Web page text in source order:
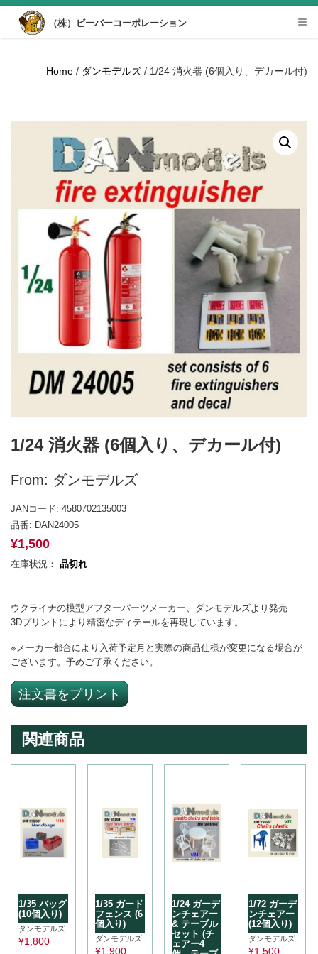
Desktop View
（株）ビーバーコーポレーション
Home / ダンモデルズ / 1/24 消火器 (6個入り、デカール付)
1/24 消火器 (6個入り、デカール付)
From: ダンモデルズ
JANコード: 4580702135003
品番: DAN24005
¥1,500
在庫状況： 品切れ
ウクライナの模型アフターパーツメーカー、ダンモデルズより発売
3Dプリントにより精密なディテールを再現しています。
※メーカー都合により入荷予定月と実際の商品仕様が変更になる場合が
ございます。予めご了承ください。
注文書をプリント
関連商品
1/35 バッグ
(10個入り)
ダンモデルズ
¥1,800
1/35 ガード
フェンス (6
個入り)
ダンモデルズ
¥1,900
1/24 ガーデ
ンチェアー
& テーブル
セット (チ
ェアー4
1/72 ガーデ
ンチェアー
(12個入り)
ダンモデルズ
¥1,500